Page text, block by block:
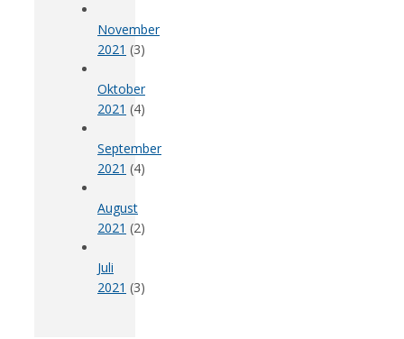
November
2021 (3)
Oktober
2021 (4)
September
2021 (4)
August
2021 (2)
Juli
2021 (3)